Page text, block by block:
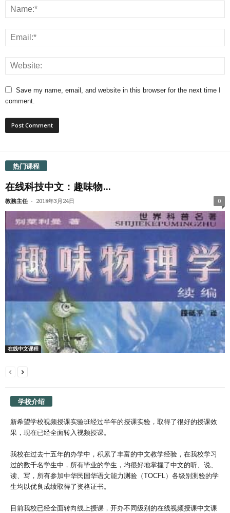
Save my name, email, and website in this browser for the next time I
comment.
热门课程
在线科技中文：趣味物...
教務主任 - 2018年3月24日 0
在线中文课程
学校介绍
新希望学校视频授课实验班经过半年的授课实验，取得了很好的授课效
果，现在已经全面转入视频授课。
我校在过去十五年的办学中，积累了丰富的中文教学经验，在我校学习
过的数千名学生中，所有毕业的学生，均很好地掌握了中文的听、说、
读、写，所有参加中华民国华语文能力测验（TOCFL）各级别测验的学
生均以优良成绩取得了资格证书。
目前我校已经全面转向线上授课，开办不同级别的在线视频授课中文课